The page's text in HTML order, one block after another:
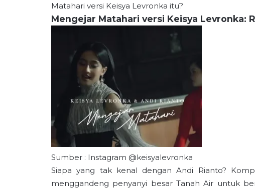
Matahari versi Keisya Levronka itu?
Mengejar Matahari versi Keisya Levronka:
Sumber : Instagram @keisyalevronka
Siapa yang tak kenal dengan Andi Rianto?
menggandeng penyanyi besar Tanah Air untuk